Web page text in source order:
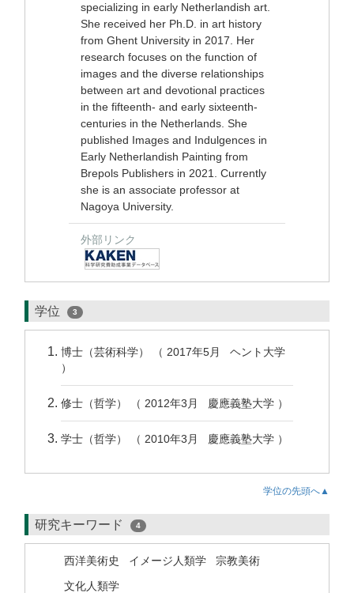
specializing in early Netherlandish art.
She received her Ph.D. in art history
from Ghent University in 2017. Her
research focuses on the function of
images and the diverse relationships
between art and devotional practices
in the fifteenth- and early sixteenth-
centuries in the Netherlands. She
published Images and Indulgences in
Early Netherlandish Painting from
Brepols Publishers in 2021. Currently
she is an associate professor at
Nagoya University.
外部リンク
学位 3
博士（芸術科学） （ 2017年5月 ヘント大学
）
修士（哲学） （ 2012年3月 慶應義塾大学 ）
学士（哲学） （ 2010年3月 慶應義塾大学 ）
学位の先頭へ▲
研究キーワード 4
西洋美術史 イメージ人類学
宗教美術
文化人類学